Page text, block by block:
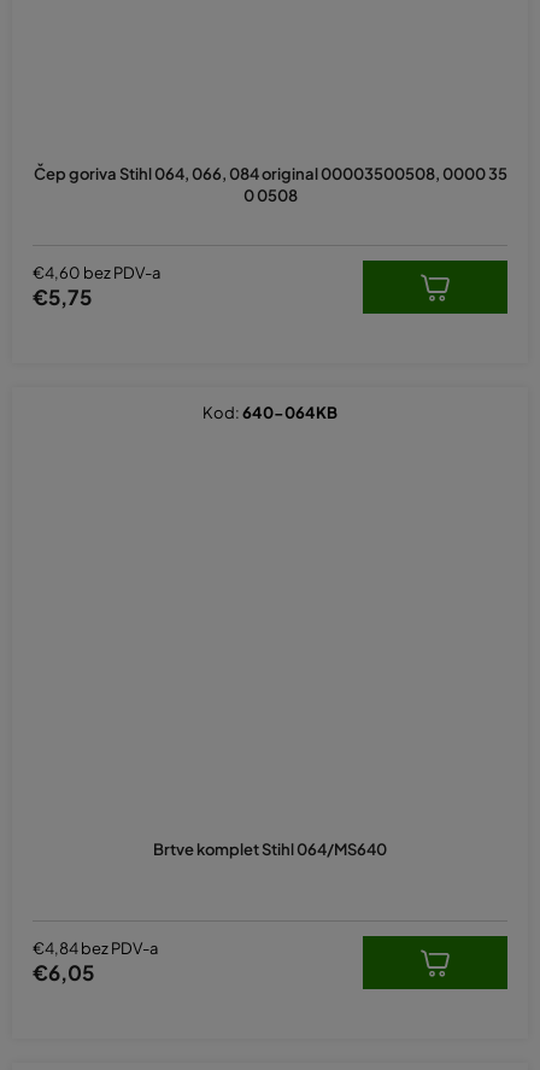
Čep goriva Stihl 064, 066, 084 original 00003500508, 0000 35
0 0508
€4,60 bez PDV-a
€5,75
Brtve komplet Stihl 064/MS640
€4,84 bez PDV-a
€6,05
Kod:640-064KB